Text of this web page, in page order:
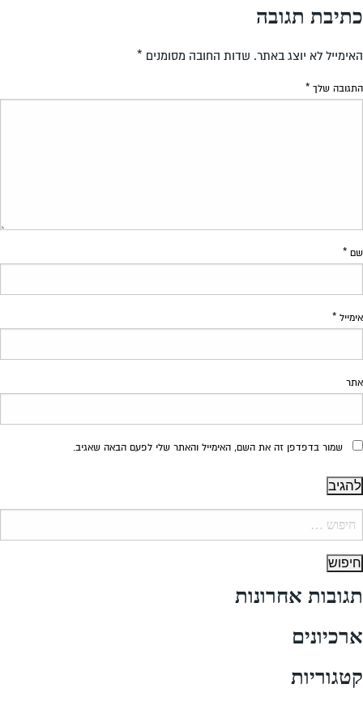
כתיבת תגובה
האימייל לא יוצג באתר. שדות החובה מסומנים *
התגובה שלך *
שם *
אימייל *
אתר
שמור בדפדפן זה את השם, האימייל והאתר שלי לפעם הבאה שאגיב.
תגובות אחרונות
ארכיונים
קטגוריות